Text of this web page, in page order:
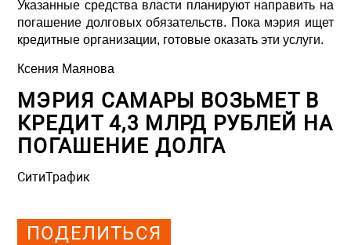
Указанные средства власти планируют направить на
погашение долговых обязательств. Пока мэрия ищет
кредитные организации, готовые оказать эти услуги.
Ксения Маянова
МЭРИЯ САМАРЫ ВОЗЬМЕТ В
КРЕДИТ 4,3 МЛРД РУБЛЕЙ НА
ПОГАШЕНИЕ ДОЛГА
СитиТрафик
ПОДЕЛИТЬСЯ